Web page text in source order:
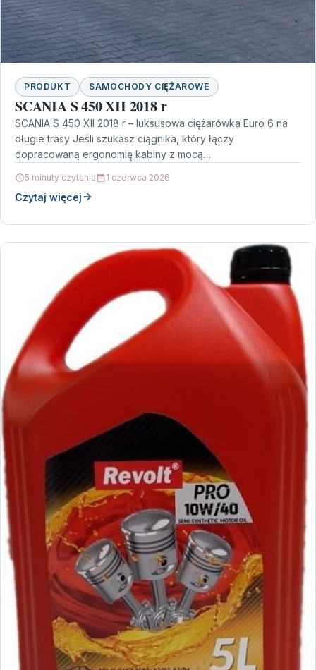
PRODUKT SAMOCHODY CIĘŻAROWE
SCANIA S 450 XII 2018 r
SCANIA S 450 XII 2018 r – luksusowa ciężarówka Euro 6 na
długie trasy Jeśli szukasz ciągnika, który łączy
dopracowaną ergonomię kabiny z mocą…
5 minuty czytania 1 czerwca 2026
Czytaj więcej